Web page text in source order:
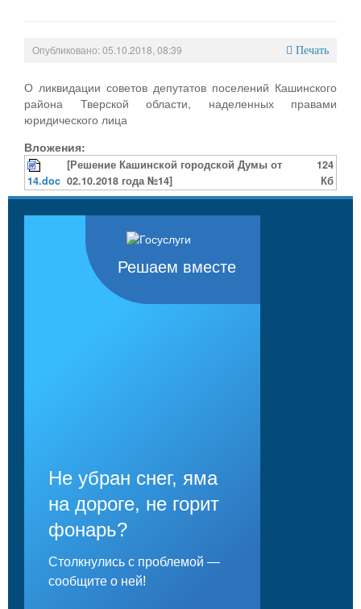
Опубликовано: 05.10.2018, 08:39 Печать
О ликвидации советов депутатов поселений Кашинского
района Тверской области, наделенных правами
юридического лица
Вложения:
14.doc
[Решение Кашинской городской Думы от
02.10.2018 года №14]
124
Кб
Решаем вместе
Не убран снег, яма
на дороге, не горит
фонарь?
Столкнулись с проблемой —
сообщите о ней!